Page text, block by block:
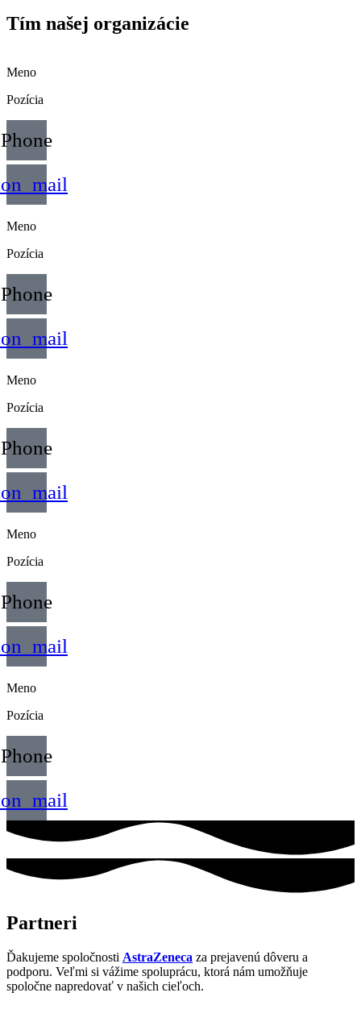
Tím našej organizácie
Meno
Pozícia
Phone
Meno
Pozícia
Phone
Meno
Pozícia
Phone
Meno
Pozícia
Phone
Meno
Pozícia
Phone
Partneri
Ďakujeme spoločnosti AstraZeneca za prejavenú dôveru a
podporu. Veľmi si vážime spoluprácu, ktorá nám umožňuje
spoločne napredovať v našich cieľoch.